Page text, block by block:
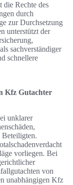
die Rechte des
durch
zur Durchsetzung
unterstützt der
sachverständiger
schnellere
Kfz Gutachter
unklarer
Beteiligten.
vorliegen. Bei
von
unabhängigen Kfz